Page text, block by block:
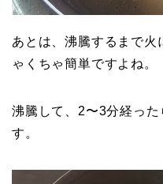
あとは、沸騰するまで火
ゃくちゃ簡単ですよね。
沸騰して、2〜3分経った
す。